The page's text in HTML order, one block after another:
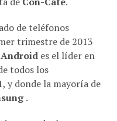
trimestre de 2013
Androides el líder en
todos los
y donde la mayoría de
.